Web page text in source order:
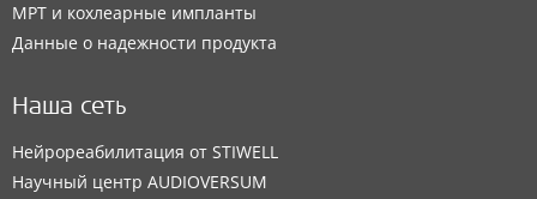
МРТ и кохлеарные импланты
Данные о надежности продукта
Наша сеть
Нейрореабилитация от STIWELL
Научный центр AUDIOVERSUM